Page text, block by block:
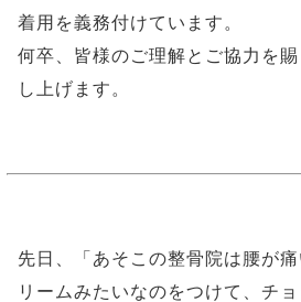
着用を義務付けています。
何卒、皆様のご理解とご協力を
し上げます。
先日、「あそこの整骨院は腰が
リームみたいなのをつけて、チ